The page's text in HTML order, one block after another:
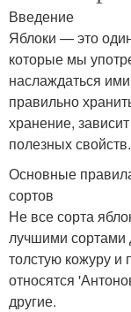
Введение
Яблоки — это
которые мы
наслаждаться
правильно
хранение,
полезных свойств.
Основные
сортов
Не все сорта
лучшими сортами
толстую кожуру и
относятся
другие.